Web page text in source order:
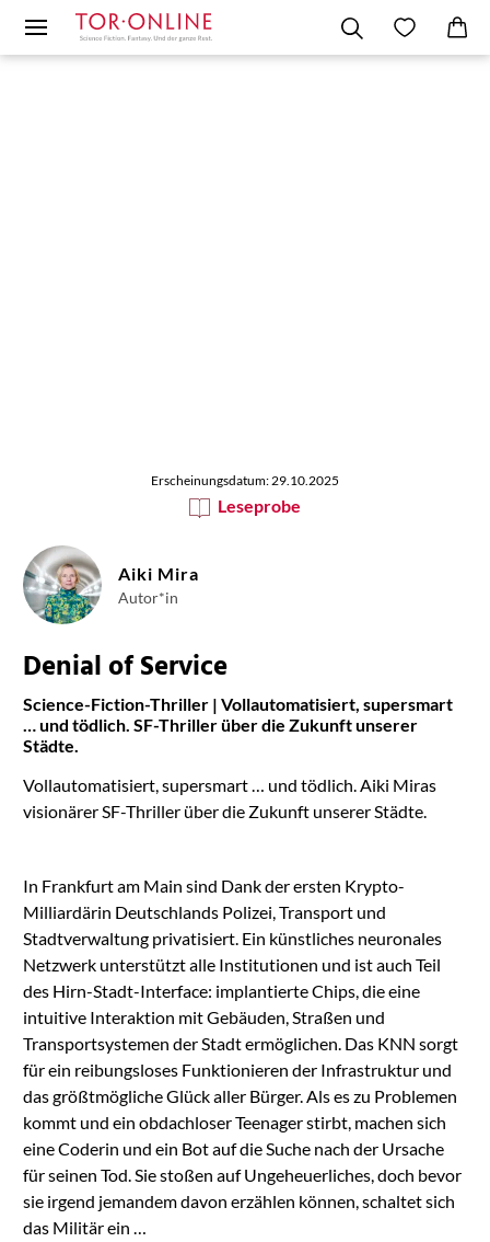
Erscheinungsdatum: 29.10.2025
Leseprobe
Aiki Mira
Autor*in
Denial of Service
Science-Fiction-Thriller | Vollautomatisiert, supersmart
… und tödlich. SF-Thriller über die Zukunft unserer
Städte.
Vollautomatisiert, supersmart … und tödlich. Aiki Miras
visionärer SF-Thriller über die Zukunft unserer Städte.
In Frankfurt am Main sind Dank der ersten Krypto-
Milliardärin Deutschlands Polizei, Transport und
Stadtverwaltung privatisiert. Ein künstliches neuronales
Netzwerk unterstützt alle Institutionen und ist auch Teil
des Hirn-Stadt-Interface: implantierte Chips, die eine
intuitive Interaktion mit Gebäuden, Straßen und
Transportsystemen der Stadt ermöglichen. Das KNN sorgt
für ein reibungsloses Funktionieren der Infrastruktur und
das größtmögliche Glück aller Bürger. Als es zu Problemen
kommt und ein obdachloser Teenager stirbt, machen sich
eine Coderin und ein Bot auf die Suche nach der Ursache
für seinen Tod. Sie stoßen auf Ungeheuerliches, doch bevor
sie irgend jemandem davon erzählen können, schaltet sich
das Militär ein …